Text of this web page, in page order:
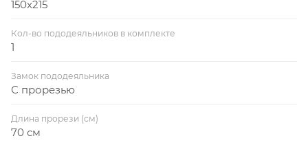
150x215
Кол-во пододеяльников в комплекте
1
Замок пододеяльника
С прорезью
Длина прорези (см)
70 см